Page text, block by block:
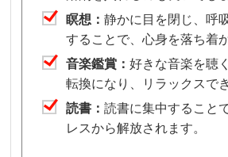
瞑想：静かに目を閉じ、呼
することで、心身を落ち着
音楽鑑賞：好きな音楽を聴
転換になり、リラックスで
読書：読書に集中すること
レスから解放されます。